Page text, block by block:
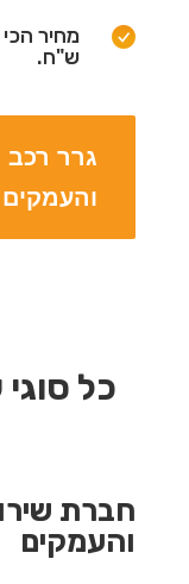
ש"ח.
גרר רכב
והעמקים
כל סוגי
חברת
והעמקים